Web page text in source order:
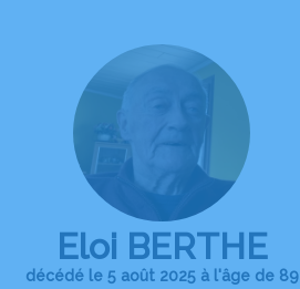
Eloi BERTHE
décédé le 5 août 2025 à l'âge de 89